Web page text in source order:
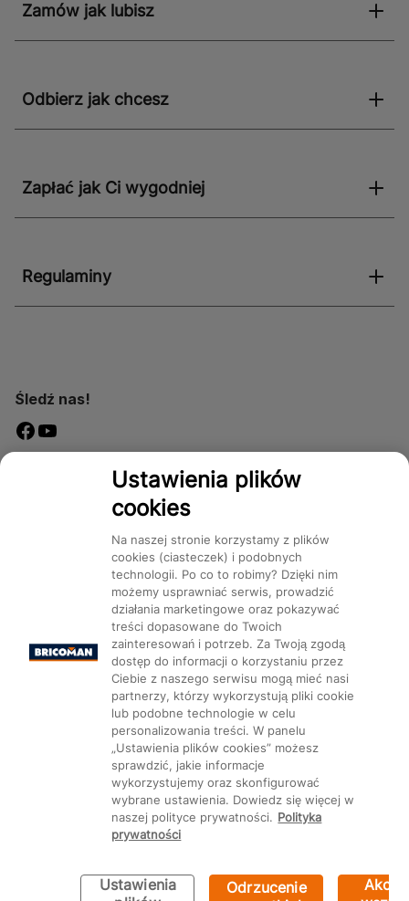
Zamów jak lubisz
Odbierz jak chcesz
Zapłać jak Ci wygodniej
Regulaminy
Śledź nas!
Dostępność
Bricoman 2026 ©
Kategorie Produkty Marki CMS
Ustawienia plików cookie
Ustawienia plików
cookies
Na naszej stronie korzystamy z plików
cookies (ciasteczek) i podobnych
technologii. Po co to robimy? Dzięki nim
możemy usprawniać serwis, prowadzić
działania marketingowe oraz pokazywać
treści dopasowane do Twoich
zainteresowań i potrzeb. Za Twoją zgodą
dostęp do informacji o korzystaniu przez
Ciebie z naszego serwisu mogą mieć nasi
partnerzy, którzy wykorzystują pliki cookie
lub podobne technologie w celu
personalizowania treści. W panelu
„Ustawienia plików cookies” możesz
sprawdzić, jakie informacje
wykorzystujemy oraz skonfigurować
wybrane ustawienia. Dowiedz się więcej w
naszej polityce prywatności. Polityka
prywatności
Ustawienia
Odrzucenie